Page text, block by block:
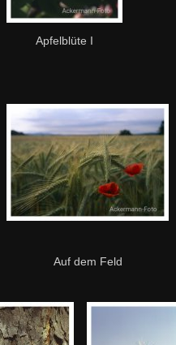
Apfelblüte I
Auf dem Feld